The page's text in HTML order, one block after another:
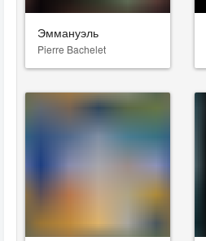
Эммануэль
Pierre Bachelet